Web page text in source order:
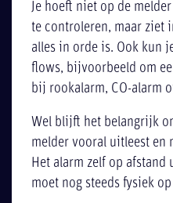
Je hoeft niet op de
te controleren, maar ziet
alles in orde is. Ook kun
flows, bijvoorbeeld om
bij rookalarm, CO-alarm
Wel blijft het belangrijk
melder vooral uitleest en
Het alarm zelf op afstand
moet nog steeds fysiek